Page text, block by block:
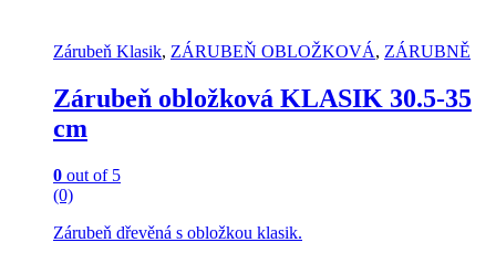
may
be
chosen
on
the
product
page
Zárubeň Klasik, ZÁRUBEŇ OBLOŽKOVÁ, ZÁRUBNĚ
Zárubeň obložková KLASIK 30.5-35
cm
0 out of 5
(0)
Zárubeň dřevěná s obložkou klasik.